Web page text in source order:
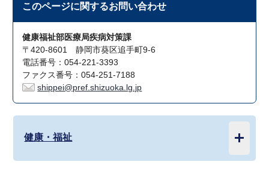
このページに関するお問い合わせ
健康福祉部医療局疾病対策課
〒420-8601 静岡市葵区追手町9-6
電話番号：054-221-3393
ファクス番号：054-251-7188
shippei@pref.shizuoka.lg.jp
健康・福祉